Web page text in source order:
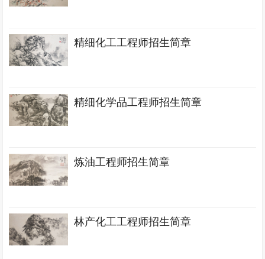
精细化工工程师招生简章
精细化学品工程师招生简章
炼油工程师招生简章
林产化工工程师招生简章